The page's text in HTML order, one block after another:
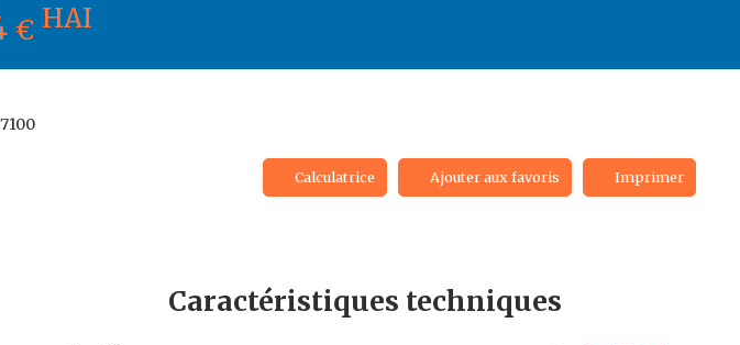
€ HAI
Calculatrice Ajouter aux favoris Imprimer
Caractéristiques techniques